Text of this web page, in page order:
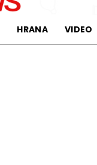
HRANA VIDEO